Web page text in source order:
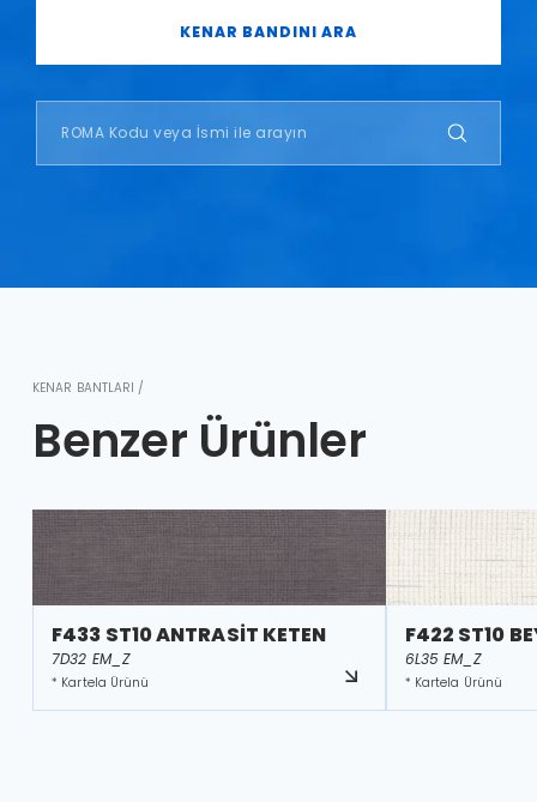
KENAR BANDINI ARA
KENAR BANTLARI /
Benzer Ürünler
F433 ST10 ANTRASİT KETEN
7D32 EM_Z
* Kartela Ürünü
F422 ST10
6L35 EM_Z
* Kartela Ürünü